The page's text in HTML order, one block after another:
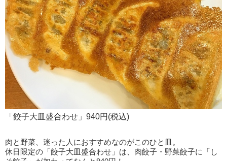
「餃子大皿盛合わせ」940円(税込)
肉と野菜、迷った人におすすめなのがこのひと皿。
休日限定の「餃子大皿盛合わせ」は、肉餃子・野菜餃子に「し